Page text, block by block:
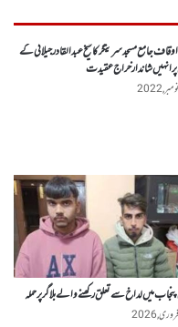
جامع مسجد سرینگر کا شیخ عبدالقادر جیلانی کے
انہیں شاندار خراج عقیدت
میں لداخ سے تعلق رکھنے والے بلاگر پر حملہ